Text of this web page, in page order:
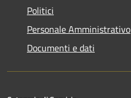
Politici
Personale Amministrativo
Documenti e dati